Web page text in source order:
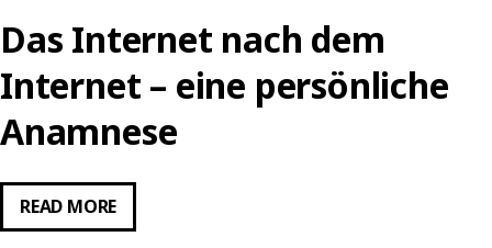
Das Internet nach dem
Internet – eine persönliche
Anamnese
READ MOREDAS
INTERNET